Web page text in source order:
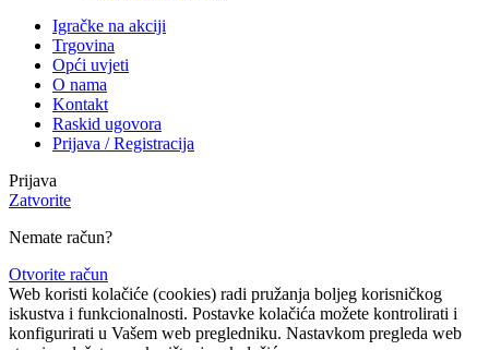
Igračke na akciji
Trgovina
Opći uvjeti
O nama
Kontakt
Raskid ugovora
Prijava / Registracija
Prijava
Zatvorite
Nemate račun?
Otvorite račun
Web koristi kolačiće (cookies) radi pružanja boljeg korisničkog
iskustva i funkcionalnosti. Postavke kolačića možete kontrolirati i
konfigurirati u Vašem web pregledniku. Nastavkom pregleda web